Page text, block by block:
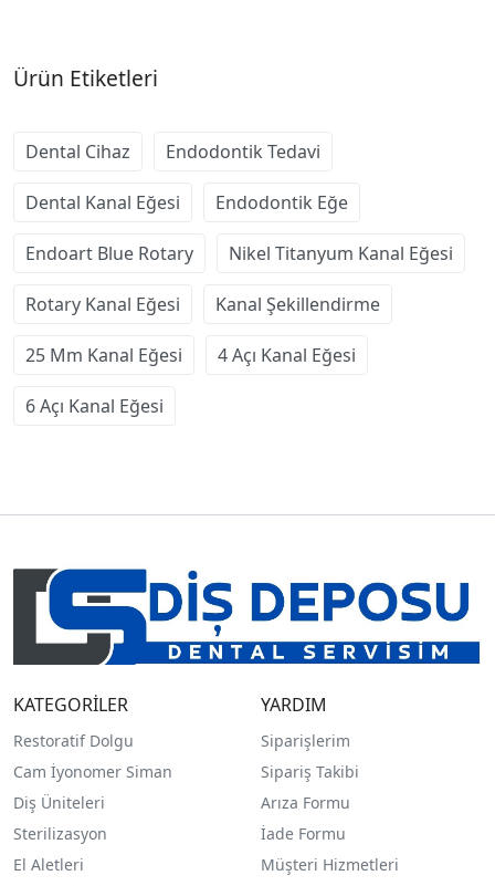
Ürün Etiketleri
Dental Cihaz Endodontik Tedavi
Dental Kanal Eğesi Endodontik Eğe
Endoart Blue Rotary Nikel Titanyum Kanal Eğesi
Rotary Kanal Eğesi Kanal Şekillendirme
25 Mm Kanal Eğesi 4 Açı Kanal Eğesi
6 Açı Kanal Eğesi
KATEGORİLER
Restoratif Dolgu
Cam İyonomer Siman
Diş Üniteleri
Sterilizasyon
El Aletleri
YARDIM
Siparişlerim
Sipariş Takibi
Arıza Formu
İade Formu
Müşteri Hizmetleri